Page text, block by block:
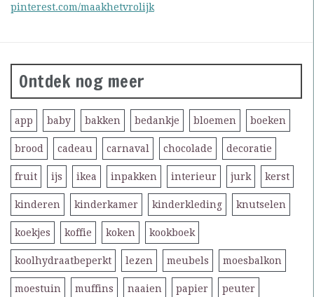
pinterest.com/maakhetvrolijk
Ontdek nog meer
app baby bakken bedankje bloemen boeken
brood cadeau carnaval chocolade decoratie
fruit ijs ikea inpakken interieur jurk kerst
kinderen kinderkamer kinderkleding knutselen
koekjes koffie koken kookboek
koolhydraatbeperkt lezen meubels moesbalkon
moestuin muffins naaien papier peuter